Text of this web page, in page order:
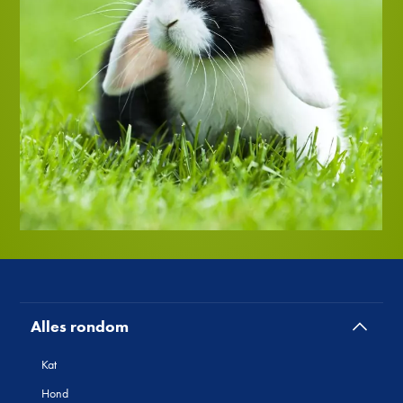
Alles rondom
Kat
Hond